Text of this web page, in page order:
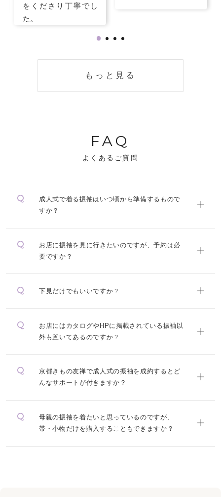
をくださり丁寧でし
た。
もっと見る
FAQ
よくあるご質問
成人式で着る振袖はいつ頃から準備するもので
すか？
お店に振袖を見に行きたいのですが、予約は必
要ですか？
下見だけでもいいですか？
お店にはカタログやHPに掲載されている振袖以
外も置いてあるのですか？
京都きもの友禅で成人式の振袖を成約するとど
んなサポートが付きますか？
母親の振袖を着たいと思っているのですが、
帯・小物だけを購入することもできますか？